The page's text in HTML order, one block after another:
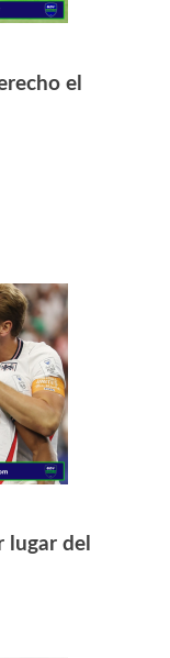
el
lugar del